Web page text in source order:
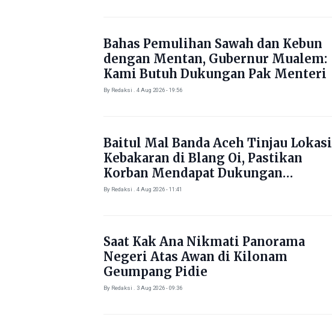
Bahas Pemulihan Sawah dan Kebun
dengan Mentan, Gubernur Mualem:
Kami Butuh Dukungan Pak Menteri
By Redaksi . 4 Aug 2026 - 19:56
Baitul Mal Banda Aceh Tinjau Lokasi
Kebakaran di Blang Oi, Pastikan
Korban Mendapat Dukungan
Kebutuhan Pokok
By Redaksi . 4 Aug 2026 - 11:41
Saat Kak Ana Nikmati Panorama
Negeri Atas Awan di Kilonam
Geumpang Pidie
By Redaksi . 3 Aug 2026 - 09:36